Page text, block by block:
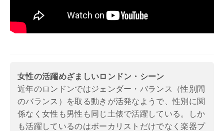
女性の活躍めざましいロンドン・シーン
近年のロンドンではジェンダー・バランス（性別間
のバランス）を取る動きが活発なようで、性別に関
係なく女性も男性も同じ土俵で活躍している。しか
も活躍しているのはボーカリストだけでなく楽器プ